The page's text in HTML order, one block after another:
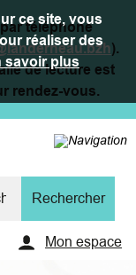
ce site, vous
réaliser des
savoir plus
téléphone
).
de lecture est
rendez-vous.
Mon espace